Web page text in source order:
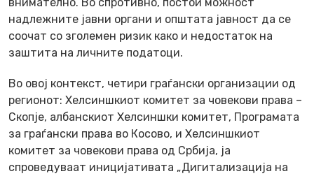
надлежните јавни органи и општата јавност да се
соочат со зголемен ризик како и недостаток на
заштита на личните податоци.
Во овој контекст, четири граѓански организации од
регионот: Хелсиншкиот комитет за човекови права –
Скопје, албанскиот Хелсиншки комитет, Програмата
за граѓански права во Косово, и Хелсиншкиот
комитет за човекови права од Србија, ја
спроведуваат иницијативата „Дигитализација на